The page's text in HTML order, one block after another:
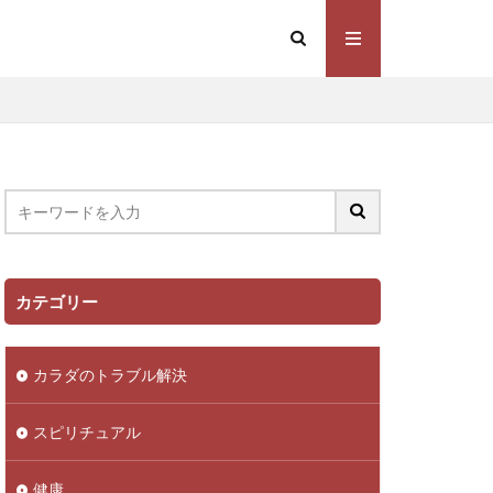
カテゴリー
カラダのトラブル解決
スピリチュアル
健康